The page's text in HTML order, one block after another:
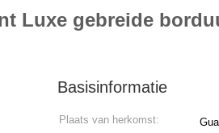
Luxe gebreide
Basisinformatie
Plaats van herkomst: